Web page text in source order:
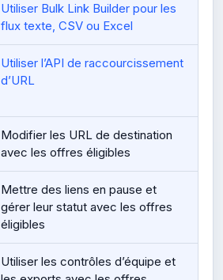
Utiliser Bulk Link Builder pour les
flux texte, CSV ou Excel
Utiliser l’API de raccourcissement
d’URL
Modifier les URL de destination
avec les offres éligibles
Mettre des liens en pause et
gérer leur statut avec les offres
éligibles
Utiliser les contrôles d’équipe et